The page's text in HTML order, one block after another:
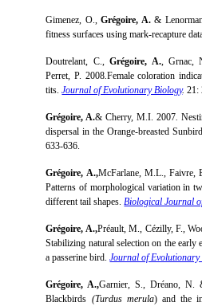
Gimenez, O.,Grégoire, A.&
fitness surfaces using mark-recapture
Doutrelant, C.,Grégoire, A., Grnac,
Perret, P. 2008.Female coloration
tits.Journal of Evolutionary Biology. 21:
Grégoire, A.& Cherry, M.I. 2007.
dispersal in the Orange-breasted
633-636.
Grégoire, A.,McFarlane, M.L., Faivre,
Patterns of morphological variation in
different tail shapes.Biological Journal
Grégoire, A.,Préault, M., Cézilly, F.,
Stabilizing natural selection on the early
a passerine bird.Journal of Evolutionary
Grégoire, A.,Garnier, S., Dréano, N.
Blackbirds (Turdus merula) and the